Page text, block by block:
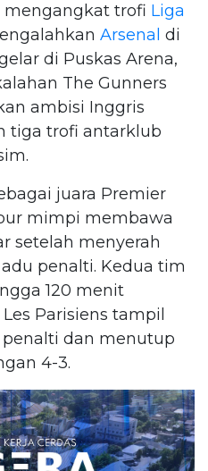
mengangkat trofi Liga
Arsenal di
di Puskas Arena,
The Gunners
ambisi Inggris
tiga trofi antarklub
juara Premier
mimpi membawa
setelah menyerah
penalti. Kedua tim
120 menit
Parisiens tampil
dan menutup
4-3.